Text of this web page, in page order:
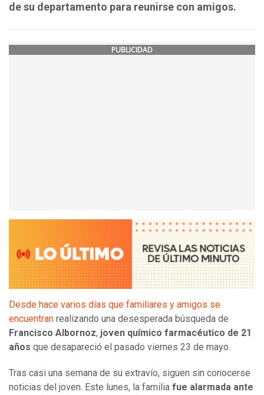
de su departamento para reunirse con amigos.
PUBLICIDAD
Desde hace varios días que familiares y amigos se
encuentran realizando una desesperada búsqueda de
Francisco Albornoz, joven químico farmacéutico de 21
años que desapareció el pasado viernes 23 de mayo.
Tras casi una semana de su extravío, siguen sin conocerse
noticias del joven. Este lunes, la familia fue alarmada ante